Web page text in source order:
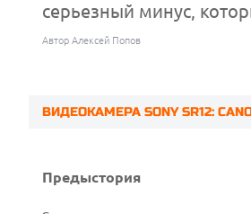
серьезный минус,
Автор Алексей Попов
ВИДЕОКАМЕРА SONY SR12:
Предыстория